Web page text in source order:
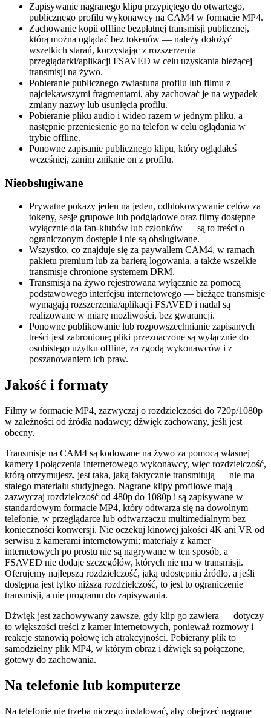
Zapisywanie nagranego klipu przypiętego do otwartego,
publicznego profilu wykonawcy na CAM4 w formacie MP4.
Zachowanie kopii offline bezpłatnej transmisji publicznej,
którą można oglądać bez tokenów — należy dołożyć
wszelkich starań, korzystając z rozszerzenia
przeglądarki/aplikacji FSAVED w celu uzyskania bieżącej
transmisji na żywo.
Pobieranie publicznego zwiastuna profilu lub filmu z
najciekawszymi fragmentami, aby zachować je na wypadek
zmiany nazwy lub usunięcia profilu.
Pobieranie pliku audio i wideo razem w jednym pliku, a
następnie przeniesienie go na telefon w celu oglądania w
trybie offline.
Ponowne zapisanie publicznego klipu, który oglądałeś
wcześniej, zanim zniknie on z profilu.
Nieobsługiwane
Prywatne pokazy jeden na jeden, odblokowywanie celów za
tokeny, sesje grupowe lub podglądowe oraz filmy dostępne
wyłącznie dla fan-klubów lub członków — są to treści o
ograniczonym dostępie i nie są obsługiwane.
Wszystko, co znajduje się za paywallem CAM4, w ramach
pakietu premium lub za barierą logowania, a także wszelkie
transmisje chronione systemem DRM.
Transmisja na żywo rejestrowana wyłącznie za pomocą
podstawowego interfejsu internetowego — bieżące transmisje
wymagają rozszerzenia/aplikacji FSAVED i nadal są
realizowane w miarę możliwości, bez gwarancji.
Ponowne publikowanie lub rozpowszechnianie zapisanych
treści jest zabronione; pliki przeznaczone są wyłącznie do
osobistego użytku offline, za zgodą wykonawców i z
poszanowaniem ich praw.
Jakość i formaty
Filmy w formacie MP4, zazwyczaj o rozdzielczości do 720p/1080p
w zależności od źródła nadawcy; dźwięk zachowany, jeśli jest
obecny.
Transmisje na CAM4 są kodowane na żywo za pomocą własnej
kamery i połączenia internetowego wykonawcy, więc rozdzielczość,
którą otrzymujesz, jest taka, jaką faktycznie transmitują — nie ma
stałego materiału studyjnego. Nagrane klipy profilowe mają
zazwyczaj rozdzielczość od 480p do 1080p i są zapisywane w
standardowym formacie MP4, który odtwarza się na dowolnym
telefonie, w przeglądarce lub odtwarzaczu multimedialnym bez
konieczności konwersji. Nie oczekuj kinowej jakości 4K ani VR od
serwisu z kamerami internetowymi; materiały z kamer
internetowych po prostu nie są nagrywane w ten sposób, a
FSAVED nie dodaje szczegółów, których nie ma w transmisji.
Oferujemy najlepszą rozdzielczość, jaką udostępnia źródło, a jeśli
dostępna jest tylko niższa rozdzielczość, to jest to ograniczenie
transmisji, a nie programu do zapisywania.
Dźwięk jest zachowywany zawsze, gdy klip go zawiera — dotyczy
to większości treści z kamer internetowych, ponieważ rozmowy i
reakcje stanowią połowę ich atrakcyjności. Pobierany plik to
samodzielny plik MP4, w którym obraz i dźwięk są połączone,
gotowy do zachowania.
Na telefonie lub komputerze
Na telefonie nie trzeba niczego instalować, aby obejrzeć nagrane